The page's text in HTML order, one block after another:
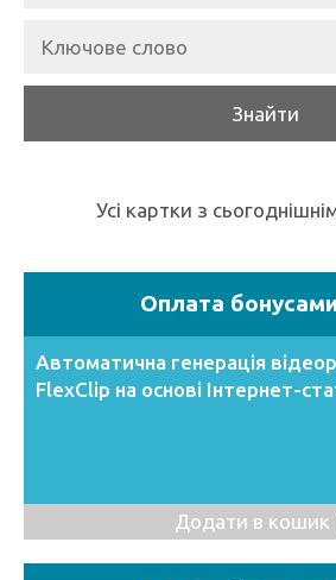
Знайти
Усі картки з
Оплата
Автоматична генерація
FlexClip на основі Інтернет-
Додати в кошик